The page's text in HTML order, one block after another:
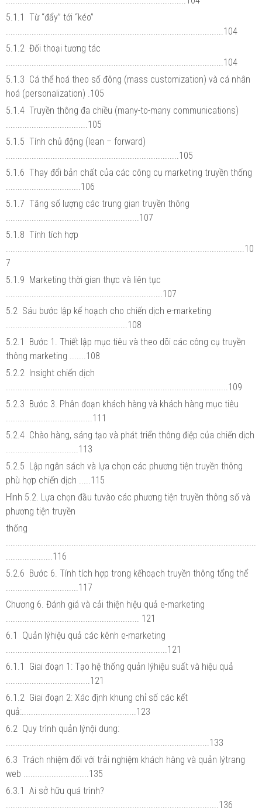
5.1.1 Từ “đẩy” tới “kéo”
.............................................................................................104
5.1.2 Đối thoại tương tác
.............................................................................................104
5.1.3 Cá thể hoá theo số đông (mass customization) và cá nhân
hoá (personalization) .105
5.1.4 Truyền thông đa chiều (many-to-many communications)
...................................105
5.1.5 Tính chủ động (lean – forward)
..........................................................................105
5.1.6 Thay đổi bản chất của các công cụ marketing truyền thống
................................106
5.1.7 Tăng số lượng các trung gian truyền thông
.........................................................107
5.1.8 Tính tích hợp
......................................................................................................10
7
5.1.9 Marketing thời gian thực và liên tục
...................................................................107
5.2 Sáu bước lập kế hoạch cho chiến dịch e-marketing
....................................................108
5.2.1 Bước 1. Thiết lập mục tiêu và theo dõi các công cụ truyền
thông marketing .......108
5.2.2 Insight chiến dịch
...............................................................................................109
5.2.3 Bước 3. Phân đoạn khách hàng và khách hàng mục tiêu
.....................................111
5.2.4 Chào hàng, sáng tạo và phát triển thông điệp của chiến dịch
...............................113
5.2.5 Lập ngân sách và lựa chọn các phương tiện truyền thông
phù hợp chiến dịch .....115
Hình 5.2. Lựa chọn đầu tưvào các phương tiện truyền thông số và
phương tiện truyền
thống
....................116
5.2.6 Bước 6. Tính tích hợp trong kếhoạch truyền thông tổng thể
...............................117
Chương 6. Đánh giá và cải thiện hiệu quả e-marketing
......................................................... 121
6.1 Quản lýhiệu quả các kênh e-marketing
.....................................................................121
6.1.1 Giai đoạn 1: Tạo hệ thống quản lýhiệu suất và hiệu quả
....................................121
6.1.2 Giai đoạn 2: Xác định khung chỉ số các kết
quả:.................................................123
6.2 Quy trình quản lýnội dung:
.......................................................................................133
6.3 Trách nhiệm đối với trải nghiệm khách hàng và quản lýtrang
web ............................135
6.3.1 Ai sở hữu quá trình?
...........................................................................................136